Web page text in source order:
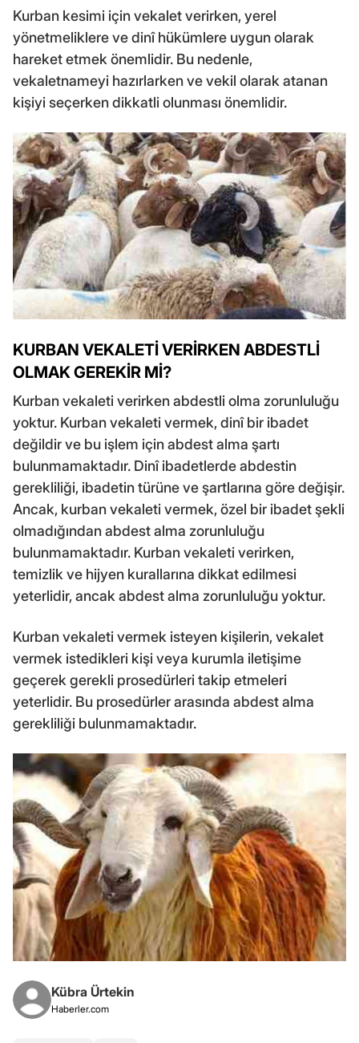
Kurban kesimi için vekalet verirken, yerel
yönetmeliklere ve dinî hükümlere uygun olarak
hareket etmek önemlidir. Bu nedenle,
vekaletnameyi hazırlarken ve vekil olarak atanan
kişiyi seçerken dikkatli olunması önemlidir.
KURBAN VEKALETİ VERİRKEN ABDESTLİ
OLMAK GEREKİR Mİ?
Kurban vekaleti verirken abdestli olma zorunluluğu
yoktur. Kurban vekaleti vermek, dinî bir ibadet
değildir ve bu işlem için abdest alma şartı
bulunmamaktadır. Dinî ibadetlerde abdestin
gerekliliği, ibadetin türüne ve şartlarına göre değişir.
Ancak, kurban vekaleti vermek, özel bir ibadet şekli
olmadığından abdest alma zorunluluğu
bulunmamaktadır. Kurban vekaleti verirken,
temizlik ve hijyen kurallarına dikkat edilmesi
yeterlidir, ancak abdest alma zorunluluğu yoktur.
Kurban vekaleti vermek isteyen kişilerin, vekalet
vermek istedikleri kişi veya kurumla iletişime
geçerek gerekli prosedürleri takip etmeleri
yeterlidir. Bu prosedürler arasında abdest alma
gerekliliği bulunmamaktadır.
Kübra Ürtekin
Haberler.com